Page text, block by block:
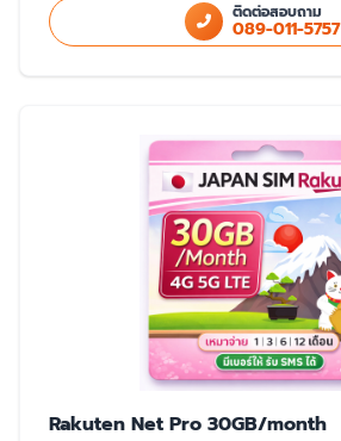
ติดต่อสอบถาม
089-011-5757
Rakuten Net Pro 30GB/month